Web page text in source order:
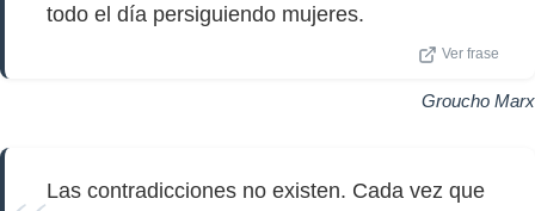
todo el día persiguiendo mujeres.
Ver frase
Groucho Marx
Las contradicciones no existen. Cada vez que